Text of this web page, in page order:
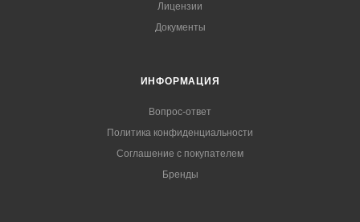
Лицензии
Документы
ИНФОРМАЦИЯ
Вопрос-ответ
Политика конфиденциальности
Соглашение с покупателем
Бренды